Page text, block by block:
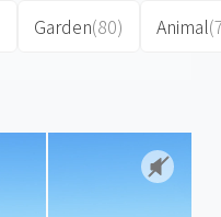
Garden(80)
Animal